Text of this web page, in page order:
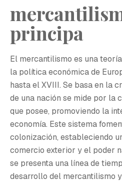
principa
El mercantilismo es una
la política económica de
hasta el XVIII. Se basa en la
de una nación se mide por la
que posee, promoviendo la
economía. Este sistema
colonización, estableciendo
comercio exterior y el poder
se presenta una línea de
desarrollo del mercantilismo